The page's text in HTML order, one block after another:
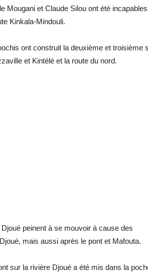
Mougani et Claude Silou ont été incapables
Kinkala-Mindouli.
ont construit la deuxième et troisième
et Kintélé et la route du nord.
peinent à se mouvoir à cause des
mais aussi après le pont et Mafouta.
sur la rivière Djoué a été mis dans la